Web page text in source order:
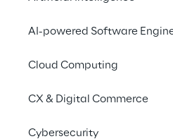
AI-powered Software
Cloud Computing
CX & Digital Commerce
Cybersecurity
Events